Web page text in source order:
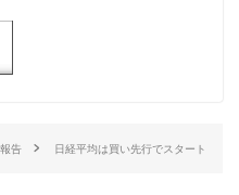
告 日経平均は買い先行でスタート